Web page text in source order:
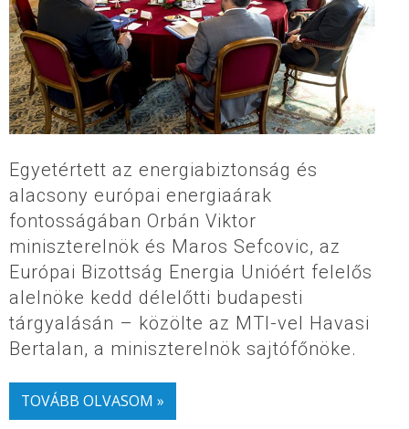
Egyetértett az energiabiztonság és
alacsony európai energiaárak
fontosságában Orbán Viktor
miniszterelnök és Maros Sefcovic, az
Európai Bizottság Energia Unióért felelős
alelnöke kedd délelőtti budapesti
tárgyalásán – közölte az MTI-vel Havasi
Bertalan, a miniszterelnök sajtófőnöke.
TOVÁBB OLVASOM »